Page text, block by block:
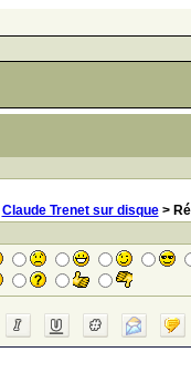
Claude Trenet sur disque>